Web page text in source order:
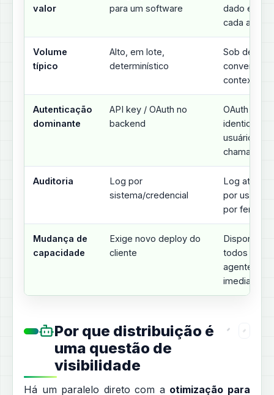
valor
para um software
dado entra
cada
Volume
típico
Alto, em lote,
determinístico
Sob
contextual
Autenticação
dominante
API key / OAuth no
backend
OAuth 2.1
identidade
usuário por
chamada
Auditoria
Log por
sistema/credencial
Log
por usuário
por
Mudança de
capacidade
Exige novo deploy do
cliente
Disponível a
todos os
agentes
Por que distribuição é
uma questão de
visibilidade
Há um paralelo direto com a otimização para